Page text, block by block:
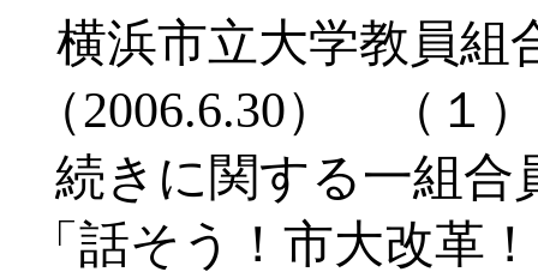
横浜市立大学教員
（2006.6.30） （１
続きに関する一組合
「話そう！市大改革